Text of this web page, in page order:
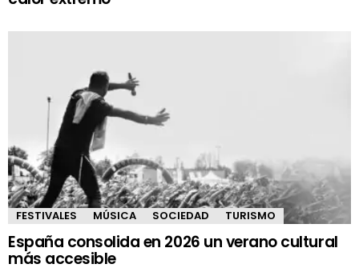
FESTIVALES MÚSICA SOCIEDAD TURISMO
España consolida en 2026 un verano cultural
más accesible